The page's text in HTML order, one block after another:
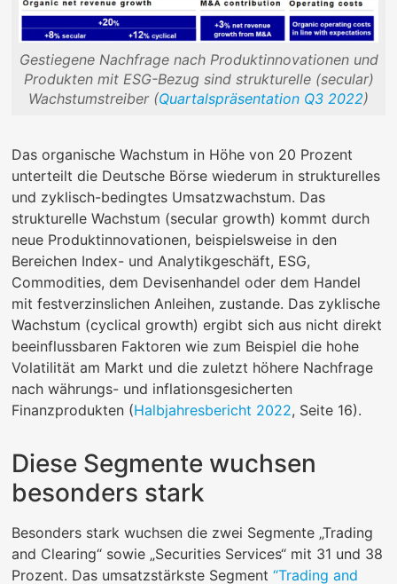
Gestiegene Nachfrage nach Produktinnovationen und
Produkten mit ESG-Bezug sind strukturelle (secular)
Wachstumstreiber (Quartalspräsentation Q3 2022)
Das organische Wachstum in Höhe von 20 Prozent
unterteilt die Deutsche Börse wiederum in strukturelles
und zyklisch-bedingtes Umsatzwachstum. Das
strukturelle Wachstum (secular growth) kommt durch
neue Produktinnovationen, beispielsweise in den
Bereichen Index- und Analytikgeschäft, ESG,
Commodities, dem Devisenhandel oder dem Handel
mit festverzinslichen Anleihen, zustande. Das zyklische
Wachstum (cyclical growth) ergibt sich aus nicht direkt
beeinflussbaren Faktoren wie zum Beispiel die hohe
Volatilität am Markt und die zuletzt höhere Nachfrage
nach währungs- und inflationsgesicherten
Finanzprodukten (Halbjahresbericht 2022, Seite 16).
Diese Segmente wuchsen
besonders stark
Besonders stark wuchsen die zwei Segmente „Trading
and Clearing“ sowie „Securities Services“ mit 31 und 38
Prozent. Das umsatzstärkste Segment“Trading and